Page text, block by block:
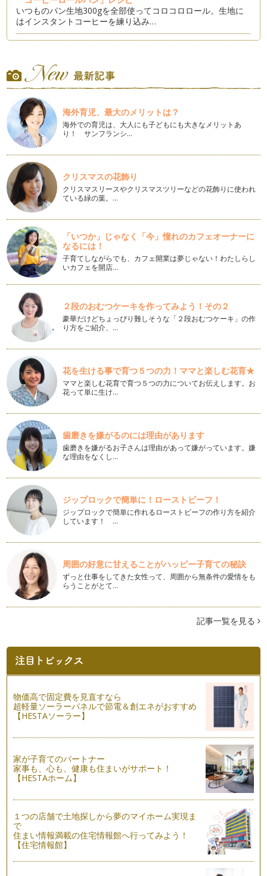
いつものパン生地300gを全部使ってコロコロロール。生地に
はインスタントコーヒーを練り込み…
春色のパンを作ってみよう！！桜のあ…
「トマトとバジルのフォカッチャ」レシピ
トマトジュースとバジルを生地にたっぷり入れて、ほんのり赤
いフォカッチャを焼きます。 …
「目玉のナポリタン」パン
にんじん、玉ねぎ、ピーマン、なすなど季節のお野菜をたっぷ
り使った、ナポリタン。沢山のお野菜…
紙コップで簡単・手軽なきのこのパン
今回は手軽さ重視。紙コップを焼き型にしてパンを焼いちゃえ
ば、手軽で簡単。シンプルな生地の上…
クリスマスツリーパン
季節は12月。子どもたちは一年で一番楽しい季節。クリスマ
ス気分で親子でクリスマスツリーパン…
ほっこりお芋の編みパン
おいしいさつまいもが沢山収穫できる季節。とれたてお芋をた
っぷり使って、編みパンを作ってみよ…
「フラワーパン」レシピ
フランスパン生地の配合でハードなフラワーパンを作ってみよ
う！！ 伸ばした生地にはウィンナー…
かぼちゃのおばけメロンパン
夏が終わって・・・もうすぐ、子どもたちが大好きなハロウィ
ン。 どんな変装して、大人…
ボートパン（ツナ）
夏が近づき・・・海が恋しくなる季節。 海に浮かぶボートを
イメージしました。 …
甘納豆入り抹茶ベーグル
前回に続き、今回もベーグル。気分を変えて、甘納豆入りの抹
茶のベーグルを作ってみよう！！春か…
ドライチェリーとローズのベーグル
桜が散って・・・可愛い真っ赤なチェリーが実り始めるころ。
そんなチェリーを使ってベーグルを作…
イングリッシュマフィン
コーンミールを使って、イングリッシュマフィンを作ってみよ
う！！ 米粉を少し入れて、中はもっ…
「Heartパン」レシピ
ふわふわのパン生地にドライチェリーと大きめに砕いたホワイ
トマトジュースのさわやかな酸味が新鮮。今回はトマト料理に
合うバジルの粉末を使いますが、タイ…
暖かさも、日に日に増し・・・春めいてきました・・・桜の花
もちらほら咲き始め、春の訪れを感じ…
「もっちり桜あんパン」レシピ
少しずつ少しずつ暖かくなって、春に近づいています。何だか
心もわくわくしますね！ 桜が咲き始…
「ひなまつりパン」レシピ
少しずつ季節は春に向かってます。もうすぐ、ひな祭り。桃の
花の隣には・・・お内裏様とお雛様を…
アポロで「雪だるまパン」レシピ
みんなの大好きなアポロのチョコレートを使って、パン生地で
可愛い雪だるまを作ってみよう！ 小…
海外育児、最大のメリットは？
海外での育児は、大人にも子どもにも大きなメリットあ
り！ サンフランシ…
クリスマスの花飾り
クリスマスリースやクリスマスツリーなどの花飾りに使われ
ている緑の葉。…
「いつか」じゃなく「今」憧れのカフェオーナーに
なるには！
子育てしながらでも、カフェ開業は夢じゃない！わたしらし
いカフェを開店…
２段のおむつケーキを作ってみよう！その２
豪華だけどちょっぴり難しそうな「２段おむつケーキ」の作
り方をご紹介、…
花を生ける事で育つ５つの力！ママと楽しむ花育★
ママと楽しむ花育で育つ５つの力についてお伝えします。お
花って単に生け…
歯磨きを嫌がるのには理由があります
歯磨きを嫌がるお子さんは理由があって嫌がっています。嫌
な理由をなくし…
ジップロックで簡単に！ローストビーフ！
ジップロックで簡単に作れるローストビーフの作り方を紹介
しています！ …
周囲の好意に甘えることがハッピー子育ての秘訣
ずっと仕事をしてきた女性って、周囲から無条件の愛情をも
らうことがとて…
記事一覧を見る
物価高で固定費を見直すなら
超軽量ソーラーパネルで節電＆創エネがおすすめ
【HESTAソーラー】
家が子育てのパートナー
家事も、心も、健康も住まいがサポート！
【HESTAホーム】
１つの店舗で土地探しから夢のマイホーム実現ま
で
住まい情報満載の住宅情報館へ行ってみよう！
【住宅情報館】